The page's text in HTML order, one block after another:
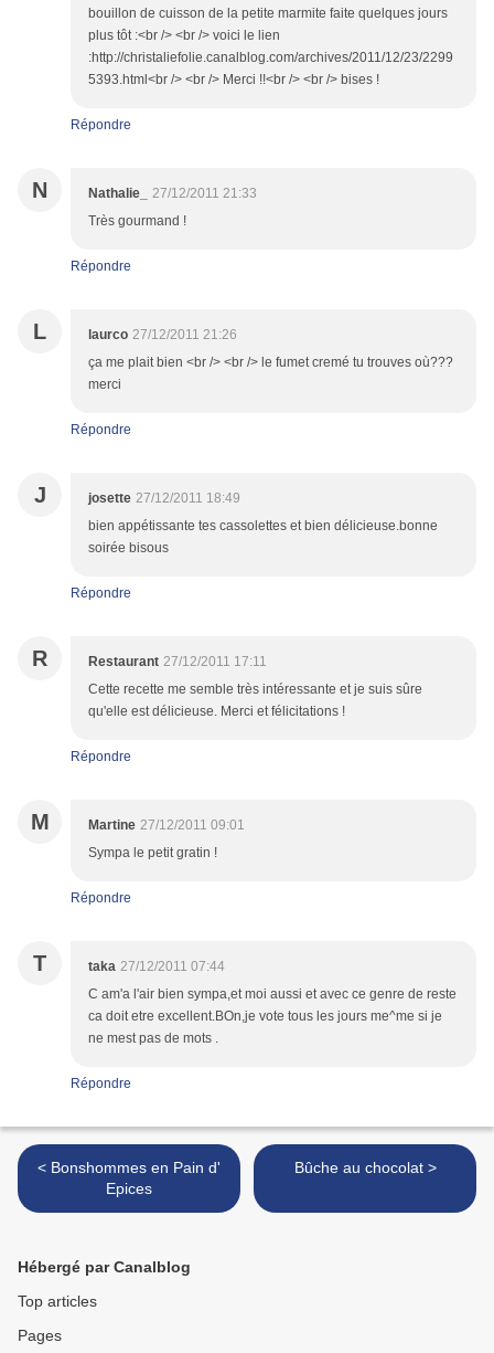
bouillon de cuisson de la petite marmite faite quelques jours
plus tôt :<br /> <br /> voici le lien
:http://christaliefolie.canalblog.com/archives/2011/12/23/2299
5393.html<br /> <br /> Merci !!<br /> <br /> bises !
Répondre
N Nathalie_
27/12/2011 21:33
Très gourmand !
Répondre
L laurco 27/12/2011 21:26
ça me plait bien <br /> <br /> le fumet cremé tu trouves où???
merci
Répondre
J josette 27/12/2011 18:49
bien appétissante tes cassolettes et bien délicieuse.bonne
soirée bisous
Répondre
R Restaurant 27/12/2011 17:11
Cette recette me semble très intéressante et je suis sûre
qu'elle est délicieuse. Merci et félicitations !
Répondre
M Martine 27/12/2011 09:01
Sympa le petit gratin !
Répondre
T taka 27/12/2011 07:44
C am'a l'air bien sympa,et moi aussi et avec ce genre de reste
ca doit etre excellent.BOn,je vote tous les jours me^me si je
ne mest pas de mots .
Répondre
< Bonshommes en Pain d'
Epices
Bûche au chocolat >
Hébergé par Canalblog
Top articles
Pages